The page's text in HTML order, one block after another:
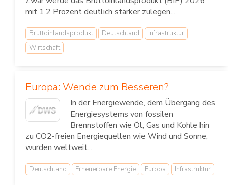
mit 1,2 Prozent deutlich stärker zulegen...
Bruttoinlandsprodukt Deutschland
Infrastruktur
Wirtschaft
Europa: Wende zum Besseren?
In der Energiewende, dem Übergang des
Energiesystems von fossilen
Brennstoffen wie Öl, Gas und Kohle hin
zu CO2-freien Energiequellen wie Wind und Sonne,
wurden weltweit...
Deutschland Erneuerbare Energie Europa Infrastruktur